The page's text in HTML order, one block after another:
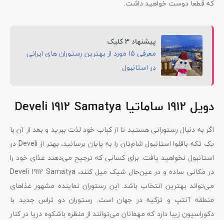
که قطعا دوست خواهید داشت.
پیشنهاد 3 کلیک
معرفی 15 مورد از بهترین رستوران های ایرانی
در استانبول
دویل 1912 ساماتیا Develi 1912 Samatya
اگر به دنبال رستورانی هستید تا از کباب خود لذت ببرید و بعد از آن با
یک تکه باقلوا استانبول شام‌تان را به پایان برسانید، بهتر از Develi در
استانبول نخواهید یافت. برای کسانی که ترجیح می‌دهند غذای خود را
در مکانی ساده و در عین‌حال شیک میل کنند، Develi 1912 Samatya
می‌تواند بهترین انتخاب باشد. این رستوران نماینده مشهور غذاهای
منطقه آنتپ و ترکیه در جهان است. رستوران دو تراس جدید با
دکوراسیون زیبا دارد که مهمانان می‌توانند از منظره باشکوه دریا در کنار